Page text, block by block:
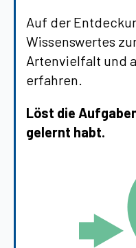
Auf der
Wissenswertes
Artenvielfalt und
erfahren.
Löst die
gelernt habt.